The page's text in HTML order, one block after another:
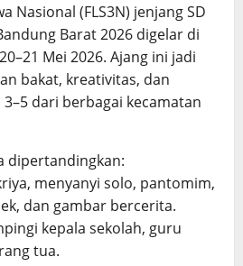
Nasional (FLS3N) jenjang SD
Barat 2026 digelar di
Mei 2026. Ajang ini jadi
bakat, kreativitas, dan
dari berbagai kecamatan
dipertandingkan:
menyanyi solo, pantomim,
dan gambar bercerita.
kepala sekolah, guru
tua.